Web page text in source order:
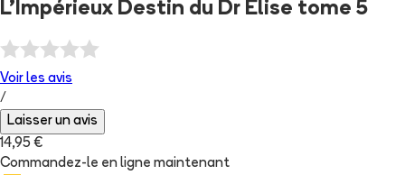
L'Impérieux Destin du Dr Elise tome 5
Voir les avis
/
Laisser un avis
14,95 €
Commandez-le en ligne maintenant